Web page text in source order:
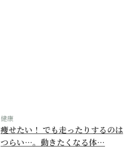
健康
痩せたい！ でも走ったりするのは
つらい…。動きたくなる体…